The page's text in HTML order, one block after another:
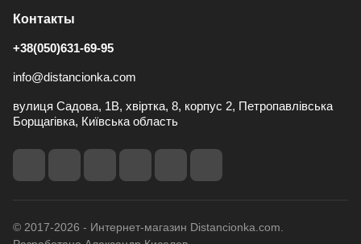
Контакты
+38(050)631-69-95
info@distancionka.com
вулиця Садова, 1В, хвіртка, 8, корпус 2, Петропавлівська
Борщагівка, Київська область
© 2017-2026 - Интернет-магазин Distancionka.com.